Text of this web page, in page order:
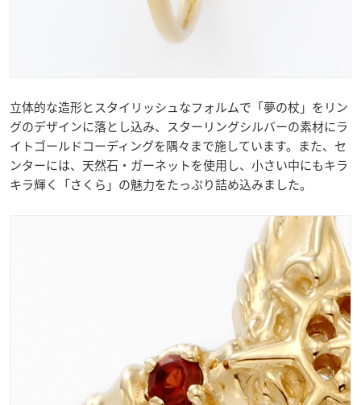
立体的な造形とスタイリッシュなフォルムで「夢の杖」をリン
グのデザインに落とし込み、スターリングシルバーの素材にラ
イトゴールドコーディングを隅々まで施しています。また、セ
ンターには、天然石・ガーネットを使用し、小さい中にもキラ
キラ輝く「さくら」の魅力をたっぷり詰め込みました。